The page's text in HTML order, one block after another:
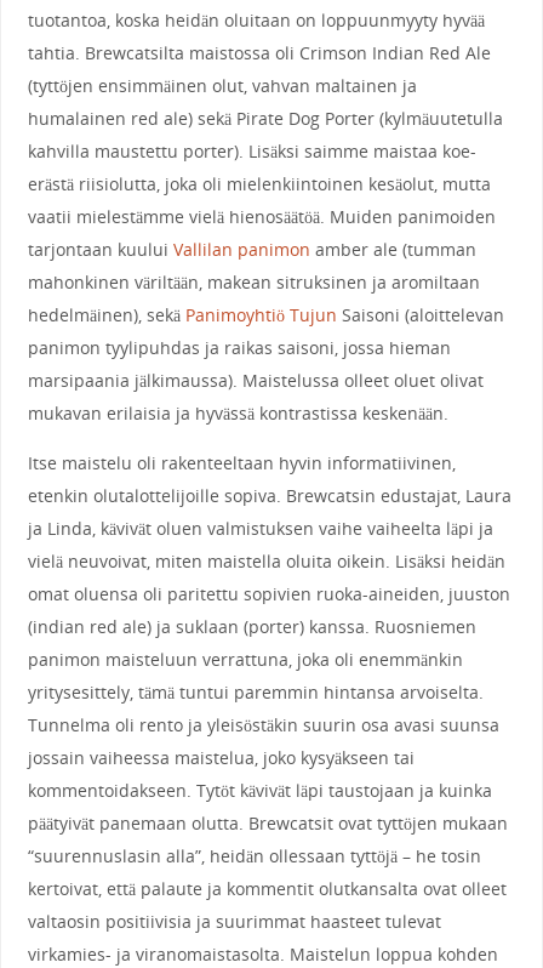
tuotantoa, koska heidän oluitaan on loppuunmyyty hyvää
tahtia. Brewcatsilta maistossa oli Crimson Indian Red Ale
(tyttöjen ensimmäinen olut, vahvan maltainen ja
humalainen red ale) sekä Pirate Dog Porter (kylmäuutetulla
kahvilla maustettu porter). Lisäksi saimme maistaa koe-
erästä riisiolutta, joka oli mielenkiintoinen kesäolut, mutta
vaatii mielestämme vielä hienosäätöä. Muiden panimoiden
tarjontaan kuului Vallilan panimon amber ale (tumman
mahonkinen väriltään, makean sitruksinen ja aromiltaan
hedelmäinen), sekä Panimoyhtiö Tujun Saisoni (aloittelevan
panimon tyylipuhdas ja raikas saisoni, jossa hieman
marsipaania jälkimaussa). Maistelussa olleet oluet olivat
mukavan erilaisia ja hyvässä kontrastissa keskenään.
Itse maistelu oli rakenteeltaan hyvin informatiivinen,
etenkin olutalottelijoille sopiva. Brewcatsin edustajat, Laura
ja Linda, kävivät oluen valmistuksen vaihe vaiheelta läpi ja
vielä neuvoivat, miten maistella oluita oikein. Lisäksi heidän
omat oluensa oli paritettu sopivien ruoka-aineiden, juuston
(indian red ale) ja suklaan (porter) kanssa. Ruosniemen
panimon maisteluun verrattuna, joka oli enemmänkin
yritysesittely, tämä tuntui paremmin hintansa arvoiselta.
Tunnelma oli rento ja yleisöstäkin suurin osa avasi suunsa
jossain vaiheessa maistelua, joko kysyäkseen tai
kommentoidakseen. Tytöt kävivät läpi taustojaan ja kuinka
päätyivät panemaan olutta. Brewcatsit ovat tyttöjen mukaan
“suurennuslasin alla”, heidän ollessaan tyttöjä – he tosin
kertoivat, että palaute ja kommentit olutkansalta ovat olleet
valtaosin positiivisia ja suurimmat haasteet tulevat
virkamies- ja viranomaistasolta. Maistelun loppua kohden